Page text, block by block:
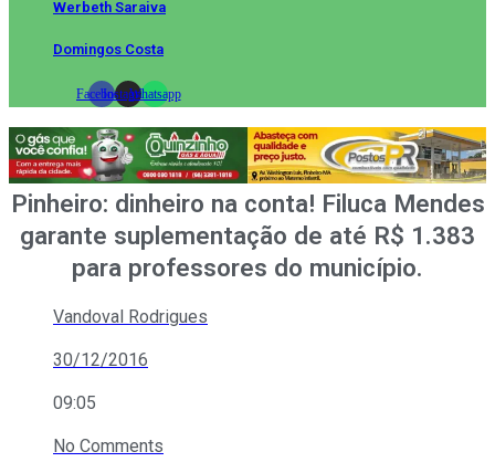
Werbeth Saraiva
Domingos Costa
FacebookInstagramWhatsapp
Pinheiro: dinheiro na conta! Filuca Mendes
garante suplementação de até R$ 1.383
para professores do município.
Vandoval Rodrigues
30/12/2016
09:05
No Comments